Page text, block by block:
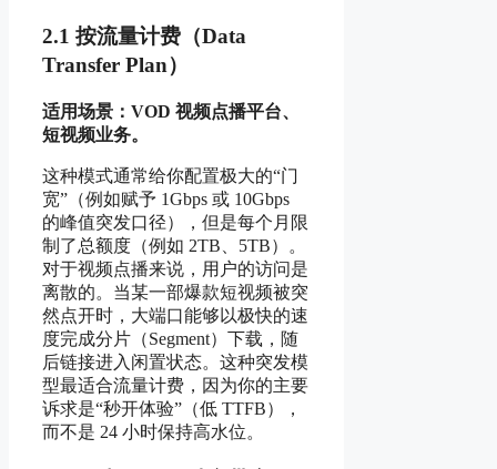
2.1 按流量计费（Data
Transfer Plan）
适用场景：VOD 视频点播平台、
短视频业务。
这种模式通常给你配置极大的“门
宽”（例如赋予 1Gbps 或 10Gbps
的峰值突发口径），但是每个月限
制了总额度（例如 2TB、5TB）。
对于视频点播来说，用户的访问是
离散的。当某一部爆款短视频被突
然点开时，大端口能够以极快的速
度完成分片（Segment）下载，随
后链接进入闲置状态。这种突发模
型最适合流量计费，因为你的主要
诉求是“秒开体验”（低 TTFB），
而不是 24 小时保持高水位。